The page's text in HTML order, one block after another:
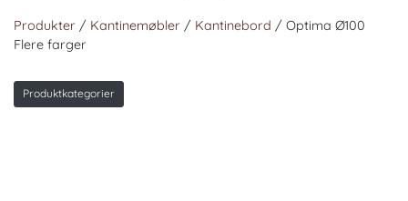
Produkter / Kantinemøbler / Kantinebord / Optima Ø100
Flere farger
Produktkategorier